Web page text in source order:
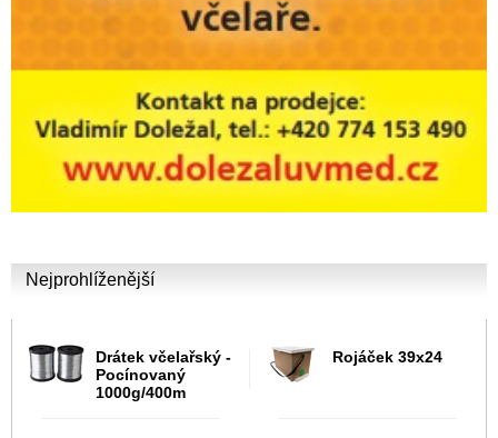
Nejprohlíženější
Drátek včelařský -
Pocínovaný
1000g/400m
Rojáček 39x24